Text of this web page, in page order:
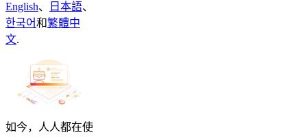
English、 日本語、
한국어和繁體中
文.
如今，人人都在使